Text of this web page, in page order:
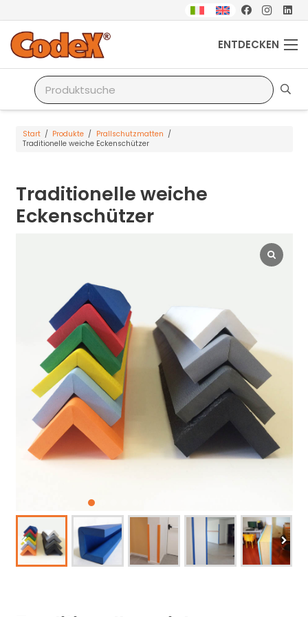
ENTDECKEN
Start / Produkte / Prallschutzmatten /
Traditionelle weiche Eckenschützer
Traditionelle weiche
Eckenschützer